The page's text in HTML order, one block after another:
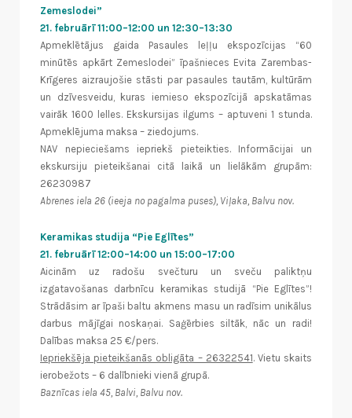
Zemeslodei”
21. februārī 11:00–12:00 un 12:30–13:30
Apmeklētājus gaida Pasaules leļļu ekspozīcijas “60
minūtēs apkārt Zemeslodei” īpašnieces Evita Zarembas-
Krīgeres aizraujošie stāsti par pasaules tautām, kultūrām
un dzīvesveidu, kuras iemieso ekspozīcijā apskatāmas
vairāk 1600 lelles. Ekskursijas ilgums – aptuveni 1 stunda.
Apmeklējuma maksa – ziedojums.
NAV nepieciešams iepriekš pieteikties. Informācijai un
ekskursiju pieteikšanai citā laikā un lielākām grupām:
26230987
Abrenes iela 26 (ieeja no pagalma puses), Viļaka, Balvu nov.
Keramikas studija “Pie Eglītes”
21. februārī 12:00–14:00 un 15:00–17:00
Aicinām uz radošu svečturu un sveču paliktņu
izgatavošanas darbnīcu keramikas studijā “Pie Eglītes”!
Strādāsim ar īpaši baltu akmens masu un radīsim unikālus
darbus mājīgai noskaņai. Saģērbies siltāk, nāc un radi!
Dalības maksa 25 €/pers.
Iepriekšēja pieteikšanās obligāta – 26322541. Vietu skaits
ierobežots – 6 dalībnieki vienā grupā.
Baznīcas iela 45, Balvi, Balvu nov.